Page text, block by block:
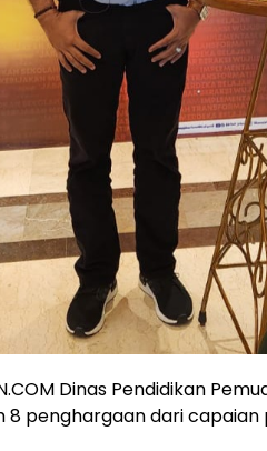
Dinas Pendidikan
8 penghargaan dari capaian